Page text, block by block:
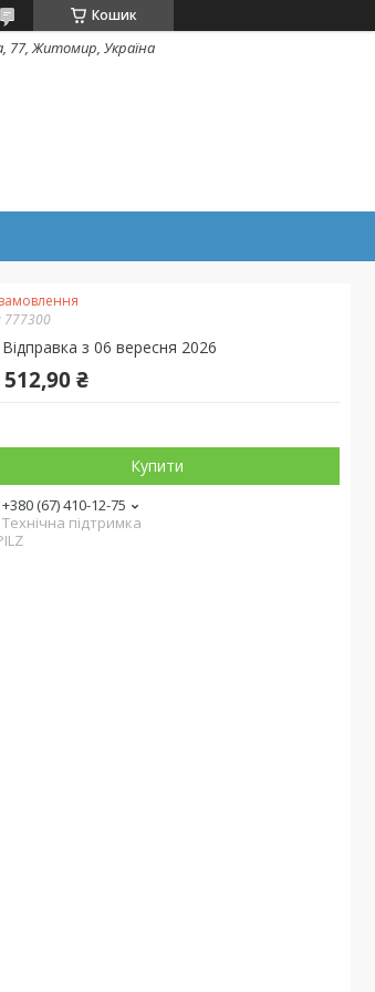
Кошик
77, Житомир, Україна
777300
Відправка з 06 вересня 2026
₴
Купити
+380 (67) 410-12-75
Технічна підтримка